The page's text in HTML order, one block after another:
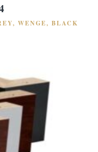
WENGE, BLACK